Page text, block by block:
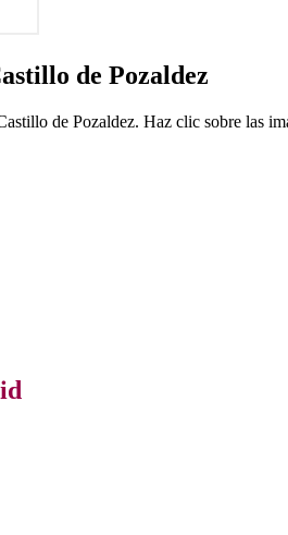
de Pozaldez
de Pozaldez. Haz clic sobre las